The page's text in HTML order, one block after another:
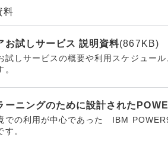
料
お試しサービス 説明資料(867KB)
試しサービスの概要や利用スケジュー
ーニングのために設計された
での利用が中心であった IBM
。